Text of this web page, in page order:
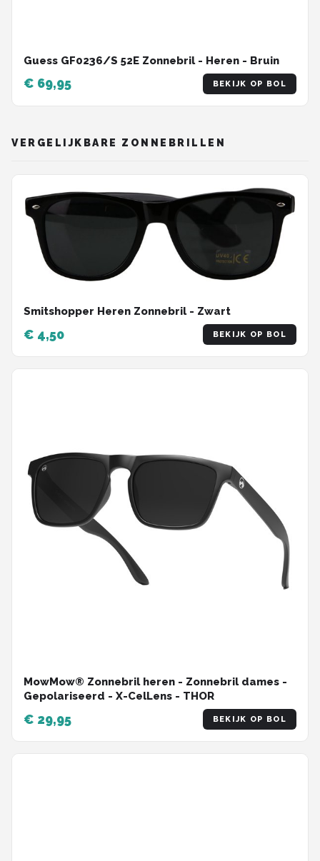
Guess GF0236/S 52E Zonnebril - Heren - Bruin
€ 69,95 BEKIJK OP BOL
VERGELIJKBARE ZONNEBRILLEN
Smitshopper Heren Zonnebril - Zwart
€ 4,50 BEKIJK OP BOL
MowMow® Zonnebril heren - Zonnebril dames -
Gepolariseerd - X-CelLens - THOR
€ 29,95 BEKIJK OP BOL